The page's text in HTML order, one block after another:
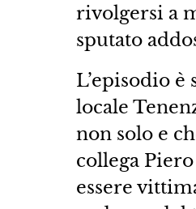
rivolgersi a
sputato
L’episodio
locale
non solo e
collega
essere